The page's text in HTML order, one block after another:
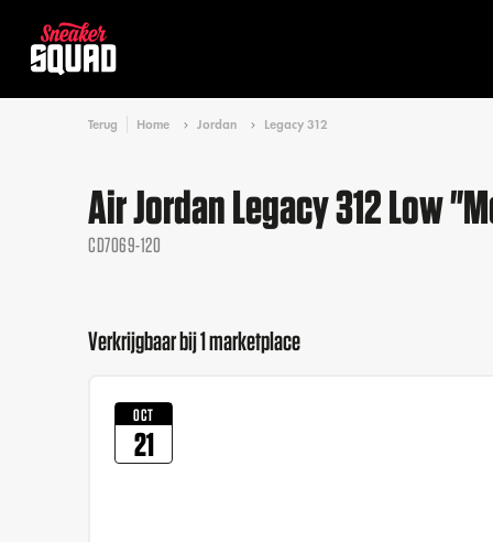
Terug Home Jordan Legacy 312
Air Jordan Legacy 312 Low
CD7069-120
Verkrijgbaar bij 1 marketplace
OCT
21